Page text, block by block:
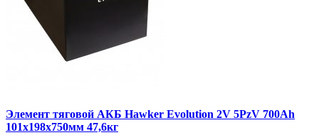
Элемент тяговой АКБ Hawker Evolution 2V 5PzV 700Ah
101x198x750мм 47,6кг